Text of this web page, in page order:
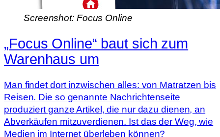
Screenshot: Focus Online
„Focus Online“ baut sich zum
Warenhaus um
Man findet dort inzwischen alles: von Matratzen bis
Reisen. Die so genannte Nachrichtenseite
produziert ganze Artikel, die nur dazu dienen, an
Abverkäufen mitzuverdienen. Ist das der Weg, wie
Medien im Internet überleben können?